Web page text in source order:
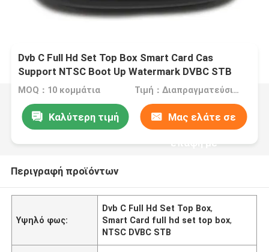
Dvb C Full Hd Set Top Box Smart Card Cas
Support NTSC Boot Up Watermark DVBC STB
MOQ：10 κομμάτια Τιμή：Διαπραγματεύσιμα
Καλύτερη τιμή Μας ελάτε σε
επαφή με
Περιγραφή προϊόντων
Υψηλό φως:
Dvb C Full Hd Set Top Box,
Smart Card full hd set top box,
NTSC DVBC STB